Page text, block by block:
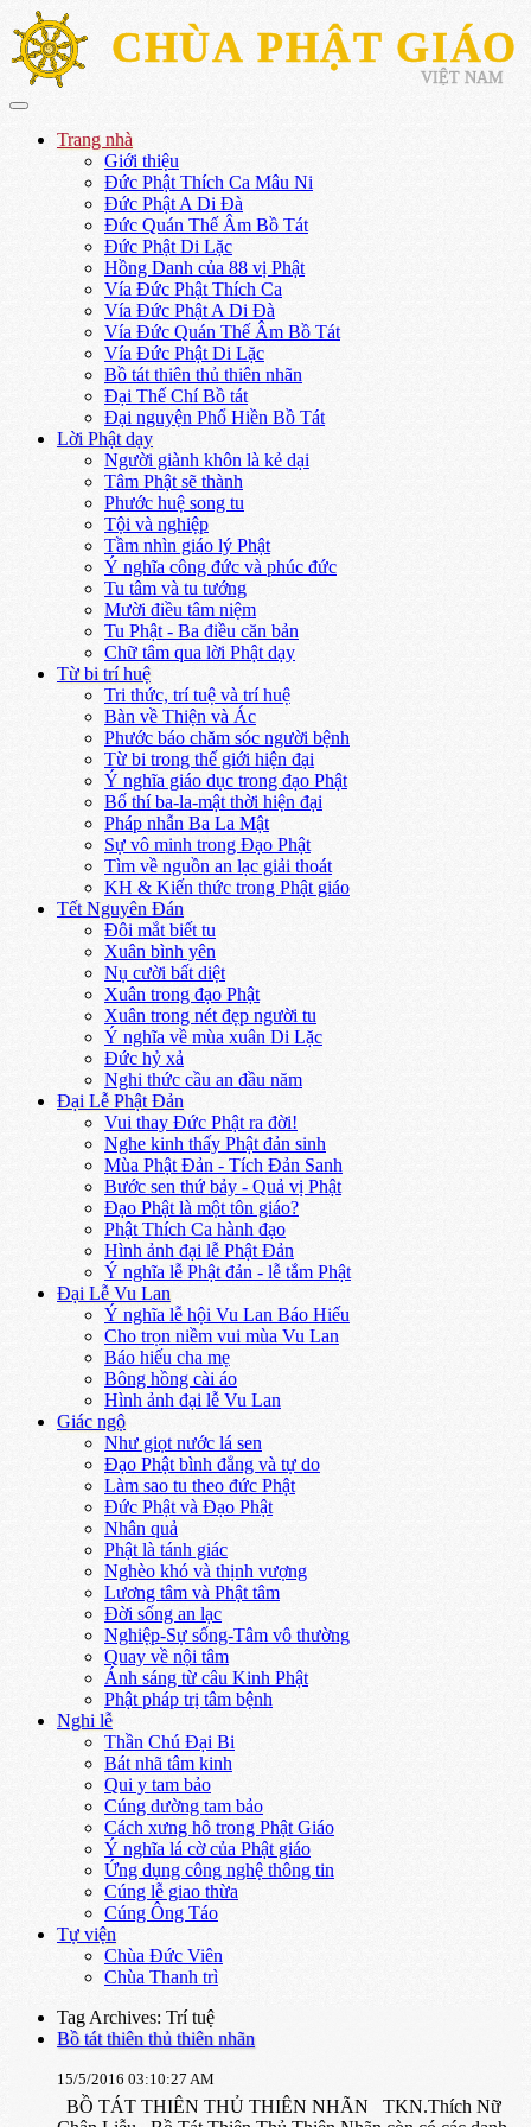
CHÙA PHẬT GIÁO
VIỆT NAM
Trang nhà
Giới thiệu
Đức Phật Thích Ca Mâu Ni
Đức Phật A Di Đà
Đức Quán Thế Âm Bồ Tát
Đức Phật Di Lặc
Hồng Danh của 88 vị Phật
Vía Đức Phật Thích Ca
Vía Đức Phật A Di Đà
Vía Đức Quán Thế Âm Bồ Tát
Vía Đức Phật Di Lặc
Bồ tát thiên thủ thiên nhãn
Đại Thế Chí Bồ tát
Đại nguyện Phổ Hiền Bồ Tát
Lời Phật dạy
Người giành khôn là kẻ dại
Tâm Phật sẽ thành
Phước huệ song tu
Tội và nghiệp
Tầm nhìn giáo lý Phật
Ý nghĩa công đức và phúc đức
Tu tâm và tu tướng
Mười điều tâm niệm
Tu Phật - Ba điều căn bản
Chữ tâm qua lời Phật dạy
Từ bi trí huệ
Tri thức, trí tuệ và trí huệ
Bàn về Thiện và Ác
Phước báo chăm sóc người bệnh
Từ bi trong thế giới hiện đại
Ý nghĩa giáo dục trong đạo Phật
Bố thí ba-la-mật thời hiện đại
Pháp nhẫn Ba La Mật
Sự vô minh trong Đạo Phật
Tìm về nguồn an lạc giải thoát
KH & Kiến thức trong Phật giáo
Tết Nguyên Đán
Đôi mắt biết tu
Xuân bình yên
Nụ cười bất diệt
Xuân trong đạo Phật
Xuân trong nét đẹp người tu
Ý nghĩa về mùa xuân Di Lặc
Đức hỷ xả
Nghi thức cầu an đầu năm
Đại Lễ Phật Đản
Vui thay Đức Phật ra đời!
Nghe kinh thấy Phật đản sinh
Mùa Phật Đản - Tích Đản Sanh
Bước sen thứ bảy - Quả vị Phật
Đạo Phật là một tôn giáo?
Phật Thích Ca hành đạo
Hình ảnh đại lễ Phật Đản
Ý nghĩa lễ Phật đản - lễ tắm Phật
Đại Lễ Vu Lan
Ý nghĩa lễ hội Vu Lan Báo Hiếu
Cho trọn niềm vui mùa Vu Lan
Báo hiếu cha mẹ
Bông hồng cài áo
Hình ảnh đại lễ Vu Lan
Giác ngộ
Như giọt nước lá sen
Đạo Phật bình đẳng và tự do
Làm sao tu theo đức Phật
Đức Phật và Đạo Phật
Nhân quả
Phật là tánh giác
Nghèo khó và thịnh vượng
Lương tâm và Phật tâm
Đời sống an lạc
Nghiệp-Sự sống-Tâm vô thường
Quay về nội tâm
Ánh sáng từ câu Kinh Phật
Phật pháp trị tâm bệnh
Nghi lễ
Thần Chú Đại Bi
Bát nhã tâm kinh
Qui y tam bảo
Cúng dường tam bảo
Cách xưng hô trong Phật Giáo
Ý nghĩa lá cờ của Phật giáo
Ứng dụng công nghệ thông tin
Cúng lễ giao thừa
Cúng Ông Táo
Tự viện
Chùa Đức Viên
Chùa Thanh trì
Tag Archives: Trí tuệ
Bồ tát thiên thủ thiên nhãn
15/5/2016 03:10:27 AM
BỒ TÁT THIÊN THỦ THIÊN NHÃN TKN.Thích Nữ